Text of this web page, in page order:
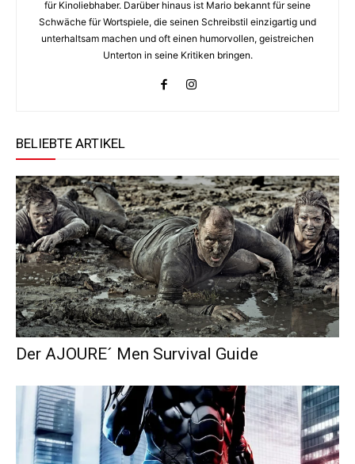
für Kinoliebhaber. Darüber hinaus ist Mario bekannt für seine
Schwäche für Wortspiele, die seinen Schreibstil einzigartig und
unterhaltsam machen und oft einen humorvollen, geistreichen
Unterton in seine Kritiken bringen.
BELIEBTE ARTIKEL
Der AJOURE´ Men Survival Guide